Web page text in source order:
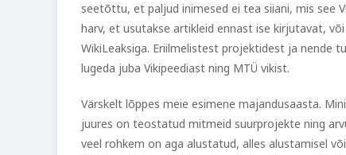
seetõttu, et paljud inimesed ei tea siiani, mis see
harv, et usutakse artikleid ennast ise kirjutavat,
WikiLeaksiga. Eriilmelistest projektidest ja nende
lugeda juba Vikipeediast ning MTÜ vikist.
Värskelt lõppes meie esimene majandusaasta.
juures on teostatud mitmeid suurprojekte ning
veel rohkem on aga alustatud, alles alustamisel